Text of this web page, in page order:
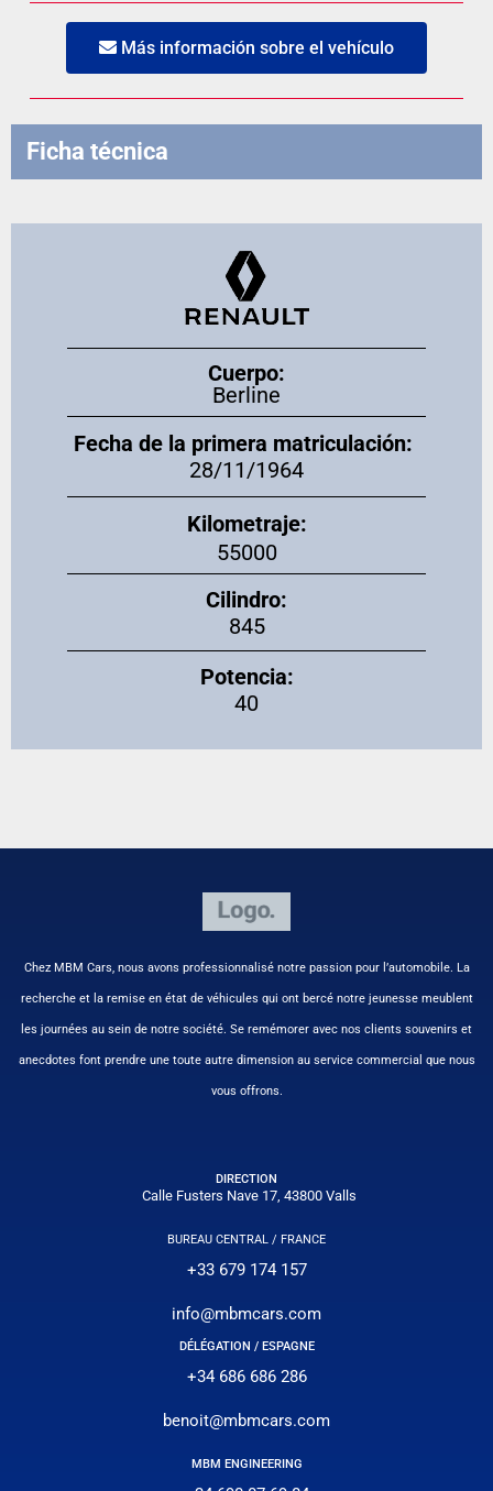
Más información sobre el vehículo
Ficha técnica
Cuerpo:
Berline
Fecha de la primera matriculación:
28/11/1964
Kilometraje:
55000
Cilindro:
845
Potencia:
40
Chez MBM Cars, nous avons professionnalisé notre passion pour l’automobile. La
recherche et la remise en état de véhicules qui ont bercé notre jeunesse meublent
les journées au sein de notre société. Se remémorer avec nos clients souvenirs et
anecdotes font prendre une toute autre dimension au service commercial que nous
vous offrons.
DIRECTION
Calle Fusters Nave 17, 43800 Valls
BUREAU CENTRAL / FRANCE
+33 679 174 157
info@mbmcars.com
DÉLÉGATION / ESPAGNE
+34 686 686 286
benoit@mbmcars.com
MBM ENGINEERING